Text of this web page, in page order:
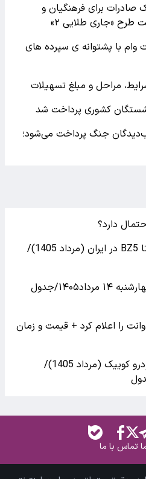
بانک صادرات برای فرهنگیان و
طرح «جاری طلایی ۲»
وام با پشتوانه ی سپرده های
مراحل و مبلغ تسهیلات
جنگ پرداخت می‌شود؛
دارد؟
اولین بخشنامه فروش تویوتا BZ5 در ایران (مرداد 1405)/
قیمت خودرو در بازار آزاد چهارشنبه ۱۴ مرداد۱۴۰۵/جدول
را اعلام کرد + قیمت و زمان
طرح جدید پیش فروش خودرو کوییک (مرداد 1405)/
تماس با ما